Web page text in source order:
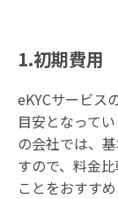
1.初期費用
eKYCサービス
目安となって
の会社では、
すので、料金
ことをおすすめ